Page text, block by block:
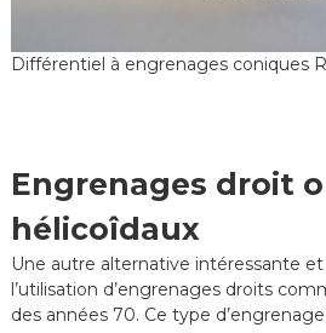
Différentiel à engrenages coniques
Engrenages droit
hélicoîdaux
Une autre alternative intéressante
l’utilisation d’engrenages droits
des années 70. Ce type